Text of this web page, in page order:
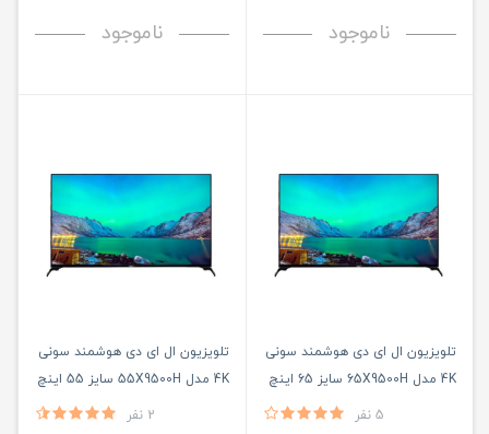
ناموجود ناموجود
تلویزیون ال ای دی هوشمند سونی
4K مدل 65X9500H سایز 65 اینچ
5 نفر
تلویزیون ال ای دی هوشمند سونی
4K مدل 55X9500H سایز 55 اینچ
2 نفر